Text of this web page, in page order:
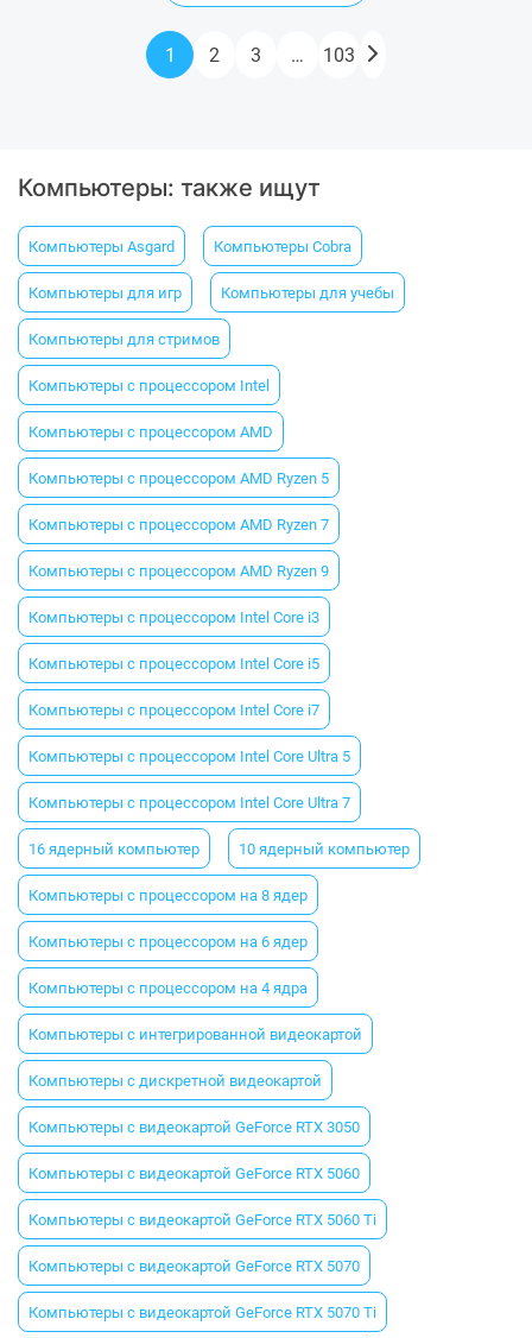
1 2 3 … 103
Компьютеры: также ищут
Компьютеры Asgard Компьютеры Cobra
Компьютеры для игр Компьютеры для учебы
Компьютеры для стримов
Компьютеры с процессором Intel
Компьютеры с процессором AMD
Компьютеры с процессором AMD Ryzen 5
Компьютеры с процессором AMD Ryzen 7
Компьютеры с процессором AMD Ryzen 9
Компьютеры с процессором Intel Core i3
Компьютеры с процессором Intel Core i5
Компьютеры с процессором Intel Core i7
Компьютеры с процессором Intel Core Ultra 5
Компьютеры с процессором Intel Core Ultra 7
16 ядерный компьютер 10 ядерный компьютер
Компьютеры с процессором на 8 ядер
Компьютеры с процессором на 6 ядер
Компьютеры с процессором на 4 ядра
Компьютеры с интегрированной видеокартой
Компьютеры с дискретной видеокартой
Компьютеры с видеокартой GeForce RTX 3050
Компьютеры с видеокартой GeForce RTX 5060
Компьютеры с видеокартой GeForce RTX 5060 Ti
Компьютеры с видеокартой GeForce RTX 5070
Компьютеры с видеокартой GeForce RTX 5070 Ti